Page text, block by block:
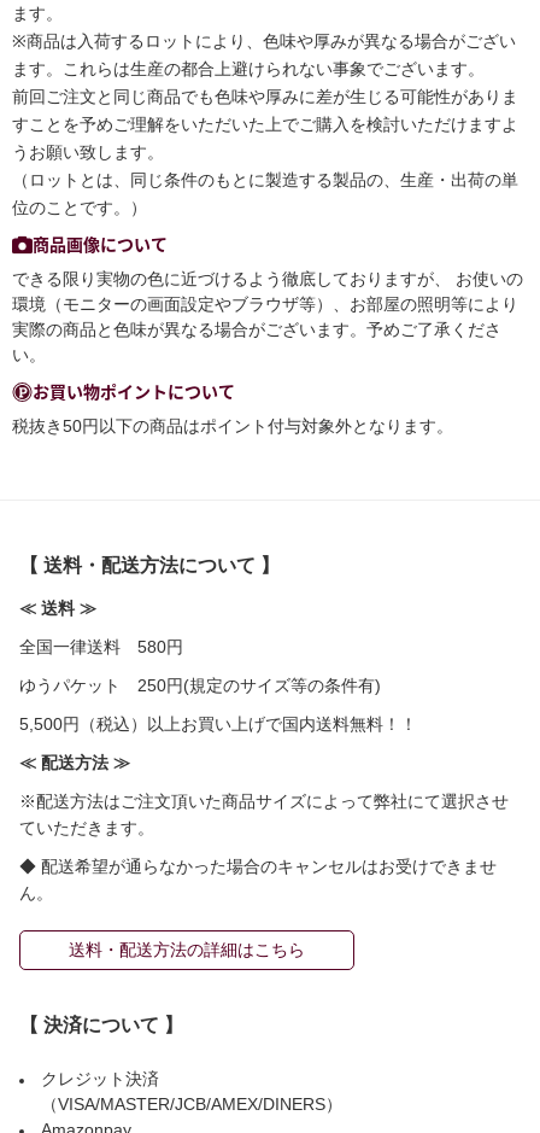
ます。
※商品は入荷するロットにより、色味や厚みが異なる場合がござい
ます。これらは生産の都合上避けられない事象でございます。
前回ご注文と同じ商品でも色味や厚みに差が生じる可能性がありま
すことを予めご理解をいただいた上でご購入を検討いただけますよ
うお願い致します。
（ロットとは、同じ条件のもとに製造する製品の、生産・出荷の単
位のことです。）
商品画像について
できる限り実物の色に近づけるよう徹底しておりますが、 お使いの
環境（モニターの画面設定やブラウザ等）、お部屋の照明等により
実際の商品と色味が異なる場合がございます。予めご了承くださ
い。
お買い物ポイントについて
税抜き50円以下の商品はポイント付与対象外となります。
【 送料・配送方法について 】
≪ 送料 ≫
全国一律送料 580円
ゆうパケット 250円(規定のサイズ等の条件有)
5,500円（税込）以上お買い上げで国内送料無料！！
≪ 配送方法 ≫
※配送方法はご注文頂いた商品サイズによって弊社にて選択させ
ていただきます。
◆ 配送希望が通らなかった場合のキャンセルはお受けできませ
ん。
送料・配送方法の詳細はこちら
【 決済について 】
クレジット決済
（VISA/MASTER/JCB/AMEX/DINERS）
Amazonpay